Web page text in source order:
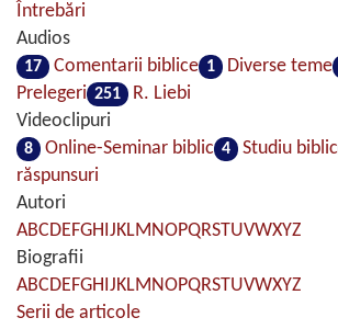
Întrebări
Audios
17 Comentarii biblice 1 Diverse teme
Prelegeri 251
R. Liebi
Videoclipuri
8 Online-Seminar biblic 4 Studiu biblic
răspunsuri
Autori
ABCDEFGHIJKLMNOPQRSTUVWXYZ
Biografii
ABCDEFGHIJKLMNOPQRSTUVWXYZ
Serii de articole